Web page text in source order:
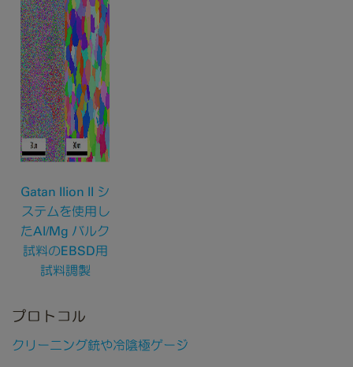
Gatan Ilion II シ
ステムを使用し
たAl/Mg バルク
試料のEBSD用
試料調製
プロトコル
クリーニング銃や冷陰極ゲージ